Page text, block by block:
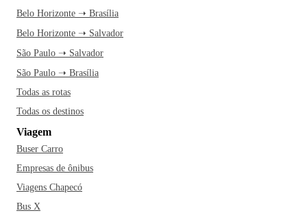
com frango e pernil à pururuca. Um dos restaurantes mais
recomendados pelos moradores da cidade é, inclusive, o
Martignoni Bier.
Cascavel possui o 6º maior Produto Interno Bruto (PIB) do
significativo número de praças e parques públicos, é
bastante preocupado com a preservação ambiental. Dentre
os eventos mais populares realizados pela cidade estão o
Cascavel de Ouro, prova automobilística brasileira
considerada a principal do Brasil na categoria Turismo, a
Feira Agropecuária e Industrial de Cascavel (Expovel) e a
Belo Horizonte ➝ Brasília
Belo Horizonte ➝ Salvador
São Paulo ➝ Salvador
São Paulo ➝ Brasília
Todas as rotas
Todas os destinos
Viagem
Buser Carro
Empresas de ônibus
Viagens Chapecó
Bus X